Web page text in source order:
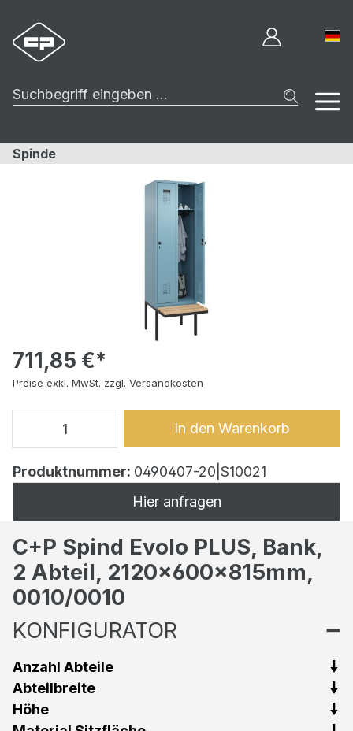
Spinde
711,85 €*
Preise exkl. MwSt. zzgl. Versandkosten
In den Warenkorb
Produktnummer: 0490407-20|S10021
Hier anfragen
C+P Spind Evolo PLUS, Bank,
2 Abteil, 2120x600x815mm,
0010/0010
KONFIGURATOR
Anzahl Abteile
Abteilbreite
Höhe